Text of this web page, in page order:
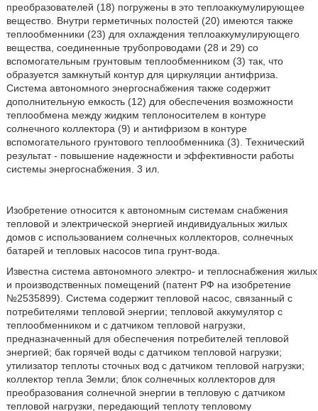
преобразователей (18) погружены в это теплоаккумулирующее
вещество. Внутри герметичных полостей (20) имеются также
теплообменники (23) для охлаждения теплоаккумулирующего
вещества, соединенные трубопроводами (28 и 29) со
вспомогательным грунтовым теплообменником (3) так, что
образуется замкнутый контур для циркуляции антифриза.
Система автономного энергоснабжения также содержит
дополнительную емкость (12) для обеспечения возможности
теплообмена между жидким теплоносителем в контуре
солнечного коллектора (9) и антифризом в контуре
вспомогательного грунтового теплообменника (3). Технический
результат - повышение надежности и эффективности работы
системы энергоснабжения. 3 ил.
Изобретение относится к автономным системам снабжения
тепловой и электрической энергией индивидуальных жилых
домов с использованием солнечных коллекторов, солнечных
батарей и тепловых насосов типа грунт-вода.
Известна система автономного электро- и теплоснабжения жилых
и производственных помещений (патент РФ на изобретение
№2535899). Система содержит тепловой насос, связанный с
потребителями тепловой энергии; тепловой аккумулятор с
теплообменником и с датчиком тепловой нагрузки,
предназначенный для обеспечения потребителей тепловой
энергией; бак горячей воды с датчиком тепловой нагрузки;
утилизатор теплоты сточных вод с датчиком тепловой нагрузки;
коллектор тепла Земли; блок солнечных коллекторов для
преобразования солнечной энергии в тепловую с датчиком
тепловой нагрузки, передающий теплоту тепловому